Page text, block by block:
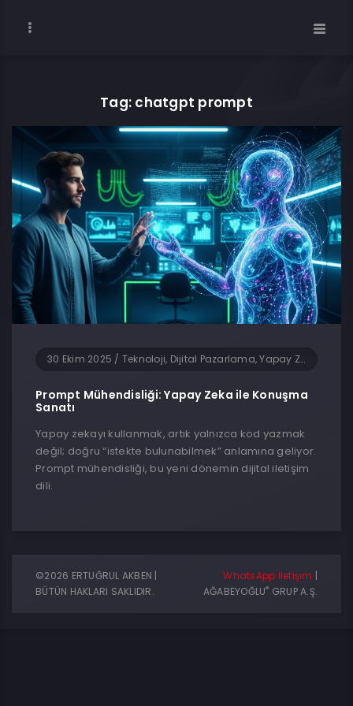
Tag: chatgpt prompt
30 Ekim 2025 / Teknoloji, Dijital Pazarlama, Yapay Zeka, Yazılım
Prompt Mühendisliği: Yapay Zeka ile Konuşma
Sanatı
Yapay zekayı kullanmak, artık yalnızca kod yazmak
değil; doğru “istekte bulunabilmek” anlamına geliyor.
Prompt mühendisliği, bu yeni dönemin dijital iletişim
dili.
©2026 ERTUĞRUL AKBEN |
BÜTÜN HAKLARI SAKLIDIR.
WhatsApp İletişim |
AĞABEYOĞLU® GRUP A.Ş.